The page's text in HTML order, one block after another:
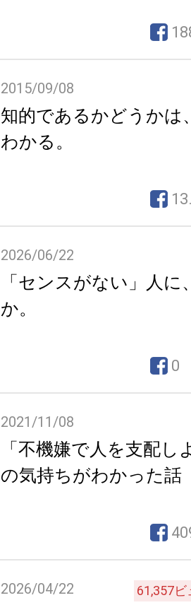
2015/09/08
知的であるかどうかは
わかる。
2026/06/22
「センスがない」人
か。
0
2021/11/08
「不機嫌で人を支配し
の気持ちがわかった話
2026/04/22 61,357ビ